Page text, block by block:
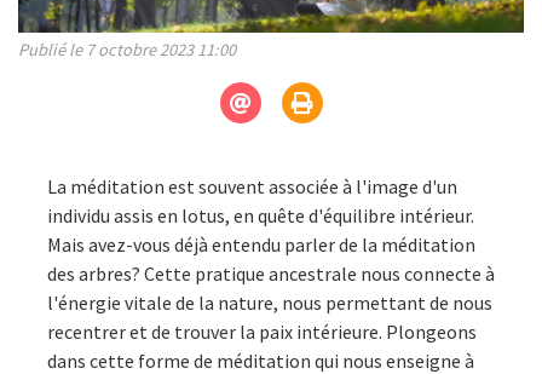
Publié le 7 octobre 2023 11:00
La méditation est souvent associée à l'image d'un
individu assis en lotus, en quête d'équilibre intérieur.
Mais avez-vous déjà entendu parler de la méditation
des arbres? Cette pratique ancestrale nous connecte à
l'énergie vitale de la nature, nous permettant de nous
recentrer et de trouver la paix intérieure. Plongeons
dans cette forme de méditation qui nous enseigne à